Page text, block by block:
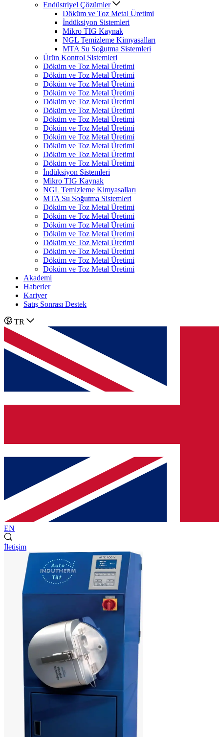
Endüstriyel Çözümler
Döküm ve Toz Metal Üretimi
İndüksiyon Sistemleri
Mikro TIG Kaynak
NGL Temizleme Kimyasalları
MTA Su Soğutma Sistemleri
Ürün Kontrol Sistemleri
Döküm ve Toz Metal Üretimi
Döküm ve Toz Metal Üretimi
Döküm ve Toz Metal Üretimi
Döküm ve Toz Metal Üretimi
Döküm ve Toz Metal Üretimi
Döküm ve Toz Metal Üretimi
Döküm ve Toz Metal Üretimi
Döküm ve Toz Metal Üretimi
Döküm ve Toz Metal Üretimi
Döküm ve Toz Metal Üretimi
Döküm ve Toz Metal Üretimi
Döküm ve Toz Metal Üretimi
İndüksiyon Sistemleri
Mikro TIG Kaynak
NGL Temizleme Kimyasalları
MTA Su Soğutma Sistemleri
Döküm ve Toz Metal Üretimi
Döküm ve Toz Metal Üretimi
Döküm ve Toz Metal Üretimi
Döküm ve Toz Metal Üretimi
Döküm ve Toz Metal Üretimi
Döküm ve Toz Metal Üretimi
Döküm ve Toz Metal Üretimi
Döküm ve Toz Metal Üretimi
Akademi
Haberler
Kariyer
Satış Sonrası Destek
TR
EN
İletişim